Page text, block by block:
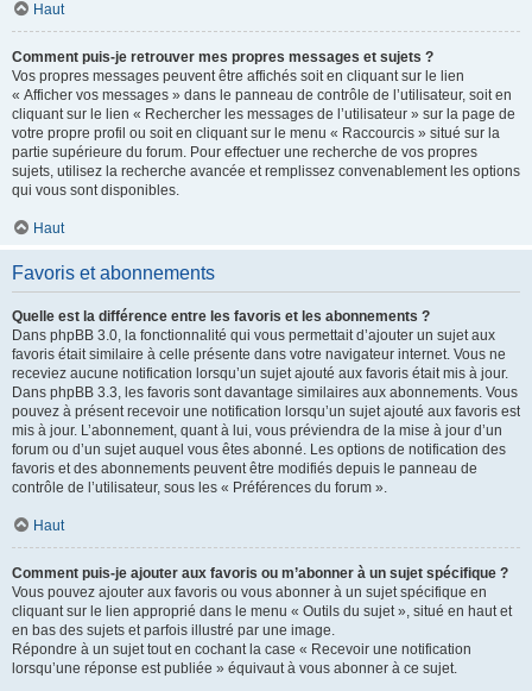
Haut
Comment puis-je retrouver mes propres messages et sujets ?
Vos propres messages peuvent être affichés soit en cliquant sur le lien
« Afficher vos messages » dans le panneau de contrôle de l’utilisateur, soit en
cliquant sur le lien « Rechercher les messages de l’utilisateur » sur la page de
votre propre profil ou soit en cliquant sur le menu « Raccourcis » situé sur la
partie supérieure du forum. Pour effectuer une recherche de vos propres
sujets, utilisez la recherche avancée et remplissez convenablement les options
qui vous sont disponibles.
Haut
Favoris et abonnements
Quelle est la différence entre les favoris et les abonnements ?
Dans phpBB 3.0, la fonctionnalité qui vous permettait d’ajouter un sujet aux
favoris était similaire à celle présente dans votre navigateur internet. Vous ne
receviez aucune notification lorsqu’un sujet ajouté aux favoris était mis à jour.
Dans phpBB 3.3, les favoris sont davantage similaires aux abonnements. Vous
pouvez à présent recevoir une notification lorsqu’un sujet ajouté aux favoris est
mis à jour. L’abonnement, quant à lui, vous préviendra de la mise à jour d’un
forum ou d’un sujet auquel vous êtes abonné. Les options de notification des
favoris et des abonnements peuvent être modifiés depuis le panneau de
contrôle de l’utilisateur, sous les « Préférences du forum ».
Haut
Comment puis-je ajouter aux favoris ou m’abonner à un sujet spécifique ?
Vous pouvez ajouter aux favoris ou vous abonner à un sujet spécifique en
cliquant sur le lien approprié dans le menu « Outils du sujet », situé en haut et
en bas des sujets et parfois illustré par une image.
Répondre à un sujet tout en cochant la case « Recevoir une notification
lorsqu’une réponse est publiée » équivaut à vous abonner à ce sujet.